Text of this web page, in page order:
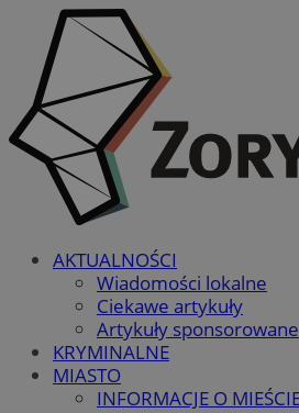
AKTUALNOŚCI
Wiadomości lokalne
Ciekawe artykuły
Artykuły sponsorowane
KRYMINALNE
MIASTO
INFORMACJE O